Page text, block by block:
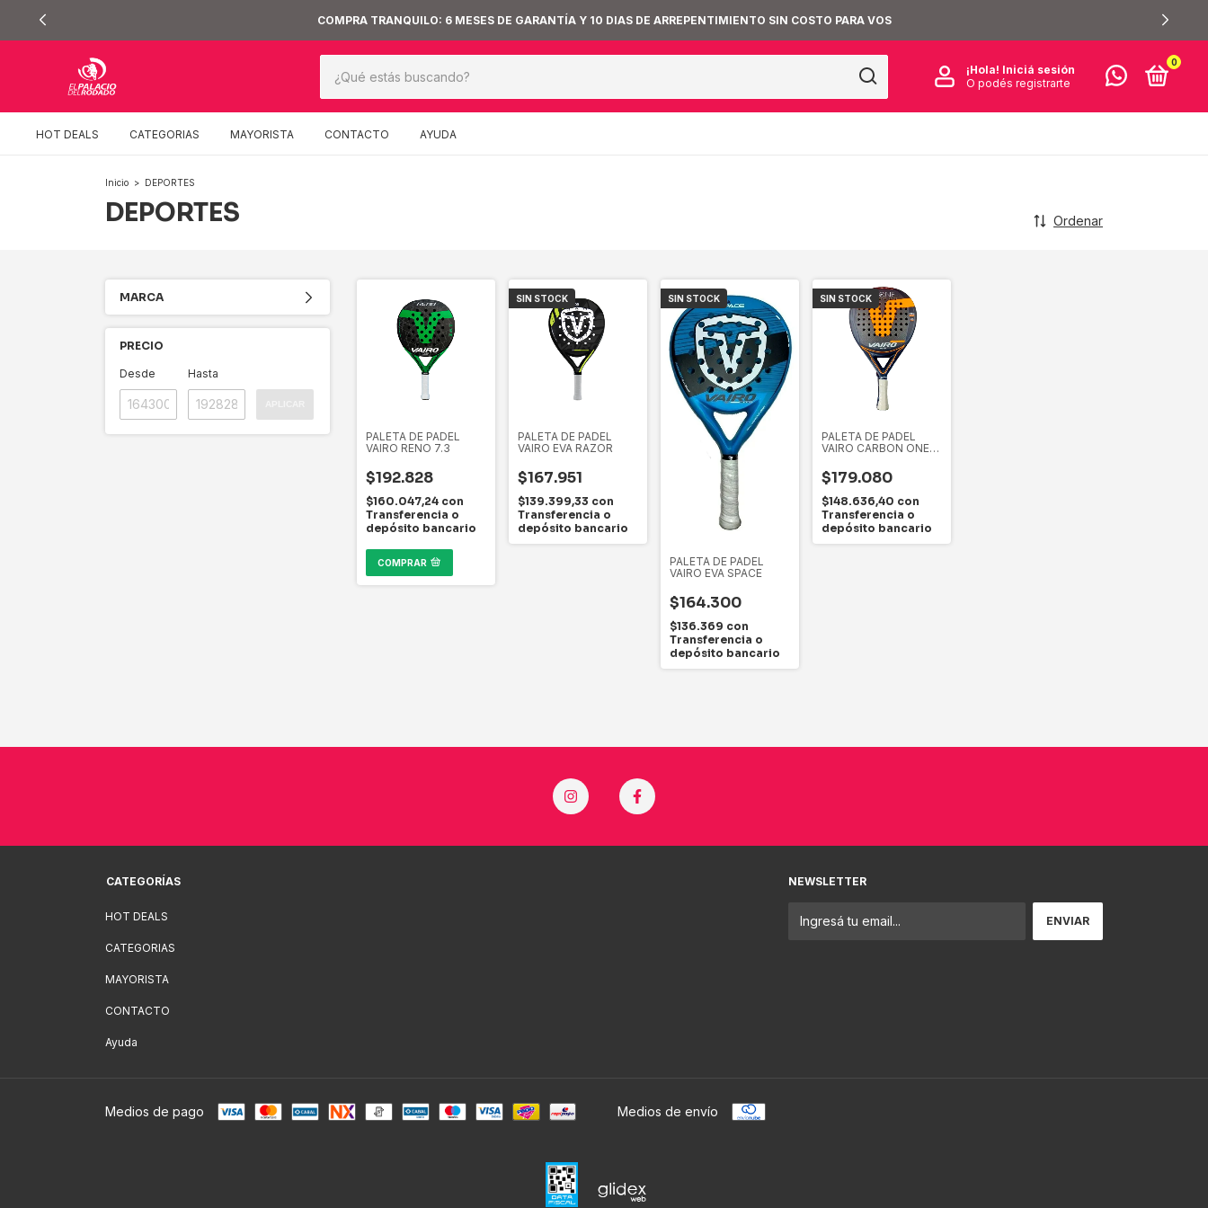
COMPRA TRANQUILO: 6 MESES DE GARANTÍA Y 10 DIAS DE ARREPENTIMIENTO SIN COSTO PARA VOS
¡Hola! Iniciá sesión
O podés registrarte
0
HOT DEALS CATEGORIAS MAYORISTA CONTACTO AYUDA
Inicio > DEPORTES
DEPORTES Ordenar
MARCA
PRECIO
Desde Hasta
PALETA DE PADEL
VAIRO RENO 7.3
$192.828
$160.047,24 con
Transferencia o
depósito bancario
COMPRAR
SIN STOCK
PALETA DE PADEL
VAIRO EVA RAZOR
$167.951
$139.399,33 con
Transferencia o
depósito bancario
SIN STOCK
PALETA DE PADEL
VAIRO EVA SPACE
$164.300
$136.369 con
Transferencia o
depósito bancario
SIN STOCK
PALETA DE PADEL
VAIRO CARBON ONE
$179.080
$148.636,40 con
Transferencia o
depósito bancario
CATEGORÍAS
HOT DEALS
CATEGORIAS
MAYORISTA
CONTACTO
Ayuda
NEWSLETTER
Medios de pago Medios de envío